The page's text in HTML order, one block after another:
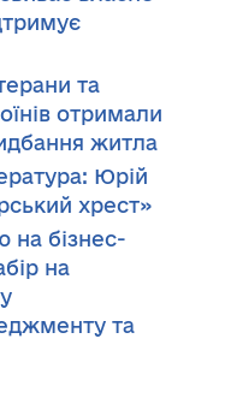
та
отримали
житла
Юрій
хрест»
на бізнес-
на
та